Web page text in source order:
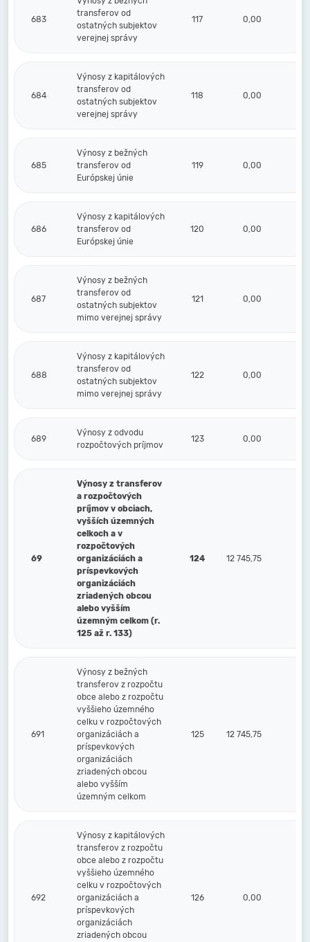
683
transferov od
ostatných subjektov
verejnej správy
117 0,00
684
Výnosy z kapitálových
transferov od
ostatných subjektov
verejnej správy
118 0,00
685
Výnosy z bežných
transferov od
Európskej únie
119 0,00
686
Výnosy z kapitálových
transferov od
Európskej únie
120 0,00
687
Výnosy z bežných
transferov od
ostatných subjektov
mimo verejnej správy
121 0,00
688
Výnosy z kapitálových
transferov od
ostatných subjektov
mimo verejnej správy
122 0,00
689
Výnosy z odvodu
rozpočtových príjmov
123 0,00
69
Výnosy z transferov
a rozpočtových
príjmov v obciach,
vyšších územných
celkoch a v
rozpočtových
organizáciách a
príspevkových
organizáciách
zriadených obcou
alebo vyšším
územným celkom (r.
125 až r. 133)
124 12 745,75
691
Výnosy z bežných
transferov z rozpočtu
obce alebo z rozpočtu
vyššieho územného
celku v rozpočtových
organizáciách a
príspevkových
organizáciách
zriadených obcou
alebo vyšším
územným celkom
125 12 745,75
692
Výnosy z kapitálových
transferov z rozpočtu
obce alebo z rozpočtu
vyššieho územného
celku v rozpočtových
organizáciách a
príspevkových
organizáciách
zriadených obcou
126 0,00